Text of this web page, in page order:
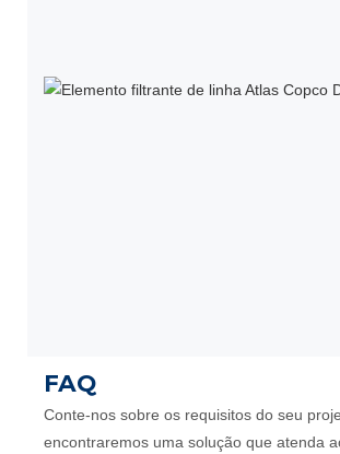
FAQ
Conte-nos sobre os requisitos do seu
encontraremos uma solução que atenda